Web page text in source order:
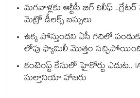
మగవాళ్లకు ఆర్టీసీ బిగ్ రిలీఫ్
మెట్రో డీలక్స్ బస్సులు
ఉక్క పోస్తుందని ఏసీ గదిలో
లోపు ఫ్యామిలీ మొత్తం
కంటెంప్ట్ కేసులో హైకోర్టు ఎదుట..
సుల్తానియా హాజరు